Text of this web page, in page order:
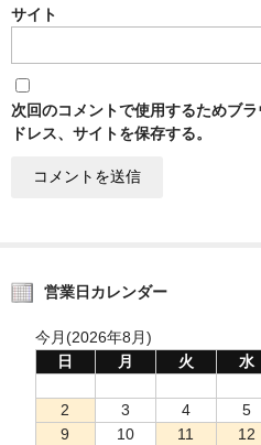
サイト
次回のコメントで使用するためブ
ドレス、サイトを保存する。
営業日カレンダー
今月(2026年8月)
日
月 火 水
2
3 4 5
9
10 11 12